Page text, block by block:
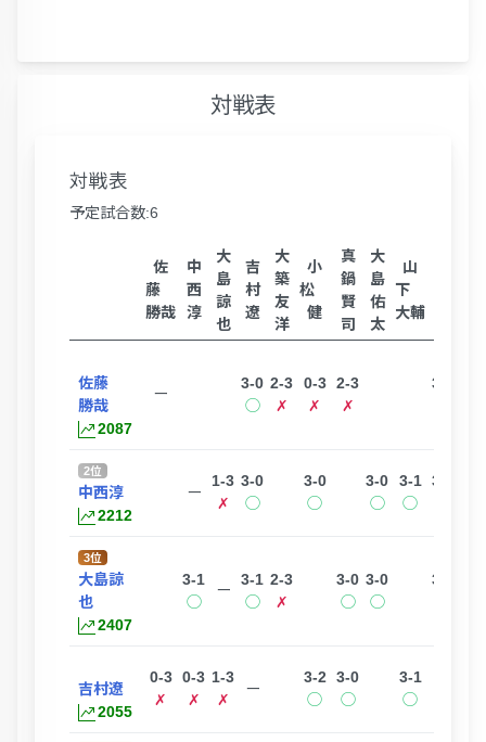
対戦表
対戦表
予定試合数:6
佐
藤
勝哉
中
西
淳
大
島
諒
也
吉
村
遼
大
築
友
洋
小
松
健
真
鍋
賢
司
大
島
佑
太
山
下
大輔
佐藤
勝哉
2087
ー
3-0
◯
2-3
✗
0-3
✗
2-3
✗
3-1
2位
中西淳
2212
ー
1-3
✗
3-0
◯
3-0
◯
3-0
◯
3-1
◯
3-0
3位
大島諒
也
2407
3-1
◯
ー
3-1
◯
2-3
✗
3-0
◯
3-0
◯
3-1
吉村遼
2055
0-3
✗
0-3
✗
1-3
✗
ー
3-2
◯
3-0
◯
3-1
◯